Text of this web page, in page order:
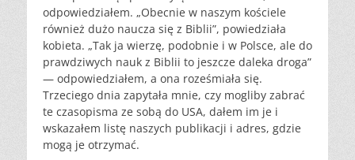
odpowiedziałem. „Obecnie w naszym kościele
również dużo naucza się z Biblii”, powiedziała
kobieta. „Tak ja wierzę, podobnie i w Polsce, ale do
prawdziwych nauk z Biblii to jeszcze daleka droga”
— odpowiedziałem, a ona roześmiała się.
Trzeciego dnia zapytała mnie, czy mogliby zabrać
te czasopisma ze sobą do USA, dałem im je i
wskazałem listę naszych publikacji i adres, gdzie
mogą je otrzymać.